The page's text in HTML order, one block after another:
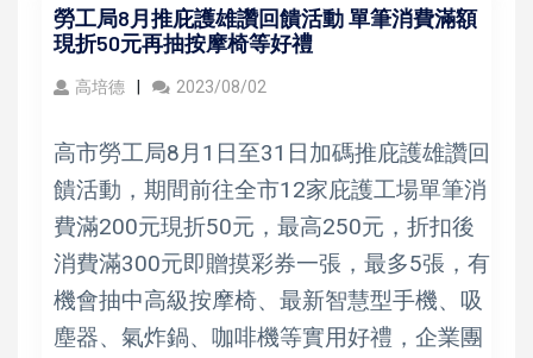
勞工局8月推庇護雄讚回饋活動 單筆消費滿額
現折50元再抽按摩椅等好禮
高培德 2023/08/02
高市勞工局8月1日至31日加碼推庇護雄讚回
饋活動，期間前往全市12家庇護工場單筆消
費滿200元現折50元，最高250元，折扣後
消費滿300元即贈摸彩券一張，最多5張，有
機會抽中高級按摩椅、最新智慧型手機、吸
塵器、氣炸鍋、咖啡機等實用好禮，企業團